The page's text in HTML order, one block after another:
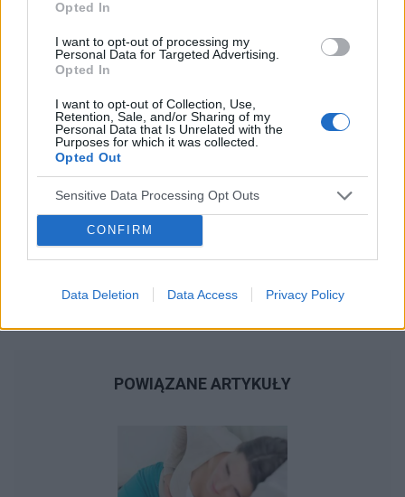
Opted In
I want to opt-out of processing my
Personal Data for Targeted Advertising.
Opted In
I want to opt-out of Collection, Use,
Retention, Sale, and/or Sharing of my
Personal Data that Is Unrelated with the
Purposes for which it was collected.
Opted Out
Sensitive Data Processing Opt Outs
CONFIRM
Data Deletion Data Access Privacy Policy
POWIĄZANE ARTYKUŁY